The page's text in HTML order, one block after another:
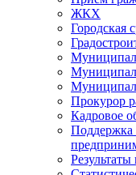
ЖКХ
Городская
Прокурор
Кадровое
Поддержка